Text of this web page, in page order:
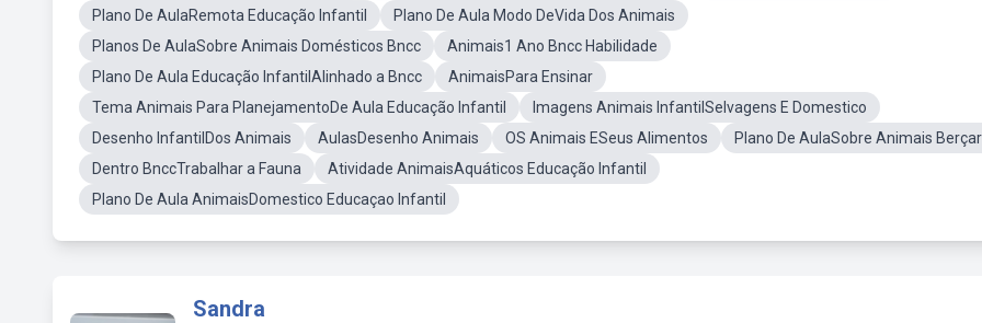
Plano De AulaRemota Educação Infantil
Plano De Aula Modo DeVida Dos Animais
Planos De AulaSobre Animais Domésticos Bncc
Animais1 Ano Bncc Habilidade
Plano De Aula Educação InfantilAlinhado a Bncc
AnimaisPara Ensinar
Tema Animais Para PlanejamentoDe Aula Educação Infantil
Imagens Animais InfantilSelvagens E Domestico
Desenho InfantilDos Animais
AulasDesenho Animais OS Animais ESeus Alimentos
Plano De AulaSobre Animais
Dentro BnccTrabalhar a Fauna
Atividade AnimaisAquáticos Educação Infantil
Plano De Aula AnimaisDomestico Educaçao Infantil
Sandra